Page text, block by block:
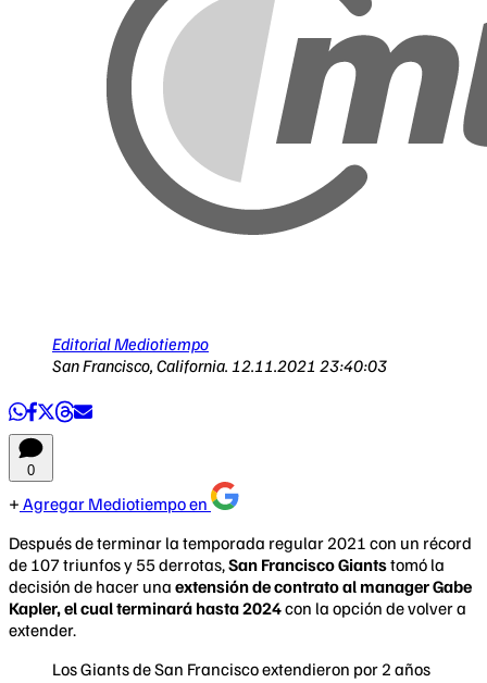
Editorial Mediotiempo
San Francisco, California. 12.11.2021 23:40:03
0
Agregar Mediotiempo en
Después de terminar la temporada regular 2021 con un récord
de 107 triunfos y 55 derrotas,San Francisco Giantstomó la
decisión de hacer una extensión de contrato al manager Gabe
Kapler, el cual terminará hasta 2024con la opción de volver a
extender.
Los Giants de San Francisco extendieron por 2 años